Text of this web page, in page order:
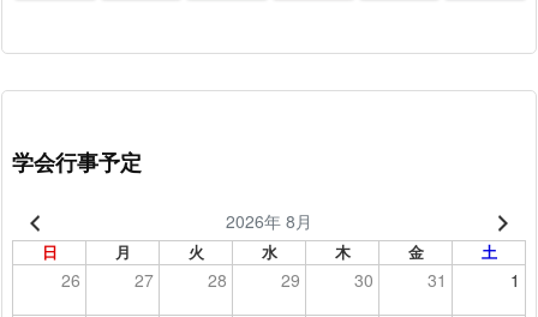
学会行事予定
2026年 8月
日 月 火 水 木 金 土
26 27 28 29 30 31 1